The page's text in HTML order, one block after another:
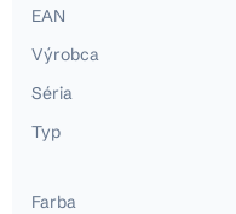
EAN
Výrobca
Séria
Typ
Farba